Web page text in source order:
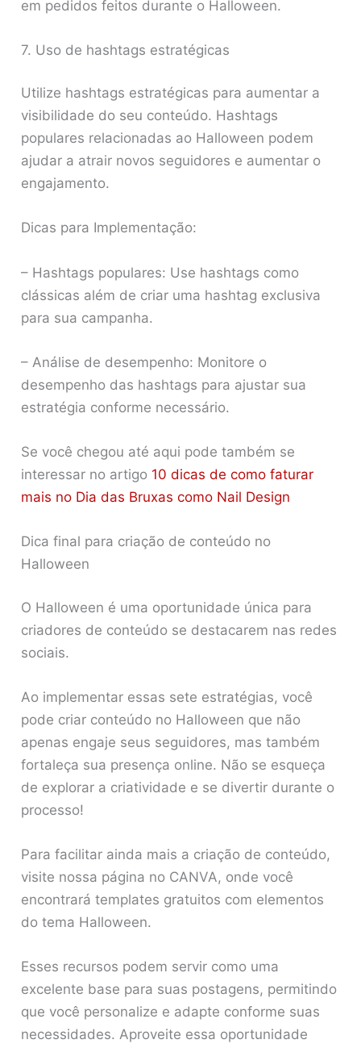
em pedidos feitos durante o Halloween.
7. Uso de hashtags estratégicas
Utilize hashtags estratégicas para aumentar a
visibilidade do seu conteúdo. Hashtags
populares relacionadas ao Halloween podem
ajudar a atrair novos seguidores e aumentar o
engajamento.
Dicas para Implementação:
– Hashtags populares: Use hashtags como
clássicas além de criar uma hashtag exclusiva
para sua campanha.
– Análise de desempenho: Monitore o
desempenho das hashtags para ajustar sua
estratégia conforme necessário.
Se você chegou até aqui pode também se
interessar no artigo 10 dicas de como faturar
mais no Dia das Bruxas como Nail Design
Dica final para criação de conteúdo no
Halloween
O Halloween é uma oportunidade única para
criadores de conteúdo se destacarem nas redes
sociais.
Ao implementar essas sete estratégias, você
pode criar conteúdo no Halloween que não
apenas engaje seus seguidores, mas também
fortaleça sua presença online. Não se esqueça
de explorar a criatividade e se divertir durante o
processo!
Para facilitar ainda mais a criação de conteúdo,
visite nossa página no CANVA, onde você
encontrará templates gratuitos com elementos
do tema Halloween.
Esses recursos podem servir como uma
excelente base para suas postagens, permitindo
que você personalize e adapte conforme suas
necessidades. Aproveite essa oportunidade